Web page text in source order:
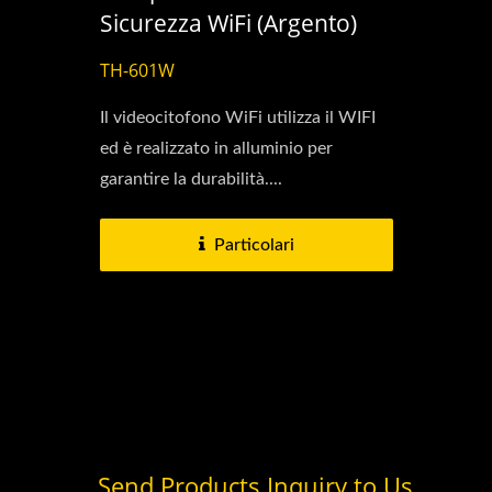
Sicurezza WiFi (Argento)
TH-601W
Il videocitofono WiFi utilizza il WIFI
ed è realizzato in alluminio per
garantire la durabilità....
Particolari